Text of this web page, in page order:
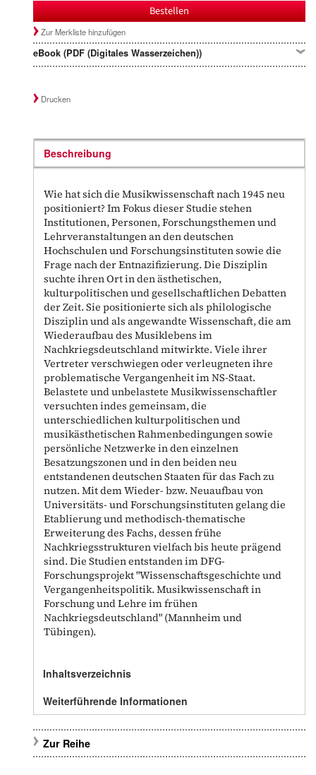
Bestellen
Zur Merkliste hinzufügen
eBook (PDF (Digitales Wasserzeichen))
Drucken
Beschreibung
Wie hat sich die Musikwissenschaft nach 1945 neu
positioniert? Im Fokus dieser Studie stehen
Institutionen, Personen, Forschungsthemen und
Lehrveranstaltungen an den deutschen
Hochschulen und Forschungsinstituten sowie die
Frage nach der Entnazifizierung. Die Disziplin
suchte ihren Ort in den ästhetischen,
kulturpolitischen und gesellschaftlichen Debatten
der Zeit. Sie positionierte sich als philologische
Disziplin und als angewandte Wissenschaft, die am
Wiederaufbau des Musiklebens im
Nachkriegsdeutschland mitwirkte. Viele ihrer
Vertreter verschwiegen oder verleugneten ihre
problematische Vergangenheit im NS-Staat.
Belastete und unbelastete Musikwissenschaftler
versuchten indes gemeinsam, die
unterschiedlichen kulturpolitischen und
musikästhetischen Rahmenbedingungen sowie
persönliche Netzwerke in den einzelnen
Besatzungszonen und in den beiden neu
entstandenen deutschen Staaten für das Fach zu
nutzen. Mit dem Wieder- bzw. Neuaufbau von
Universitäts- und Forschungsinstituten gelang die
Etablierung und methodisch-thematische
Erweiterung des Fachs, dessen frühe
Nachkriegsstrukturen vielfach bis heute prägend
sind. Die Studien entstanden im DFG-
Forschungsprojekt "Wissenschaftsgeschichte und
Vergangenheitspolitik. Musikwissenschaft in
Forschung und Lehre im frühen
Nachkriegsdeutschland" (Mannheim und
Tübingen).
Inhaltsverzeichnis
Weiterführende Informationen
Zur Reihe